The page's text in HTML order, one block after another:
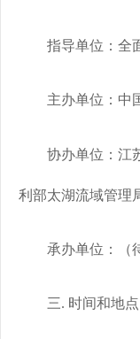
指导单位：全面
主办单位：中
协办单位：江苏
利部太湖流域管理
承办单位：（待
三. 时间和地点